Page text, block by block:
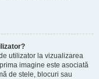
utilizator la vizualizarea
imagine este asociată
de stele, blocuri sau